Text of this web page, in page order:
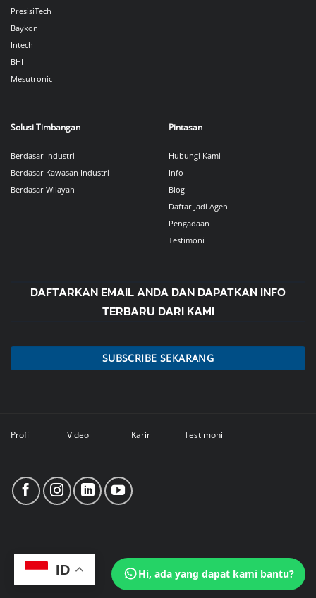
Hi, ada yang dapat kami bantu?
PresisiTech
Baykon
Intech
BHI
Mesutronic
Solusi Timbangan
Berdasar Industri
Berdasar Kawasan Industri
Berdasar Wilayah
Pintasan
Hubungi Kami
Info
Blog
Daftar Jadi Agen
Pengadaan
Testimoni
DAFTARKAN EMAIL ANDA DAN DAPATKAN INFO
TERBARU DARI KAMI
SUBSCRIBE SEKARANG
Profil Video Karir Testimoni
ID